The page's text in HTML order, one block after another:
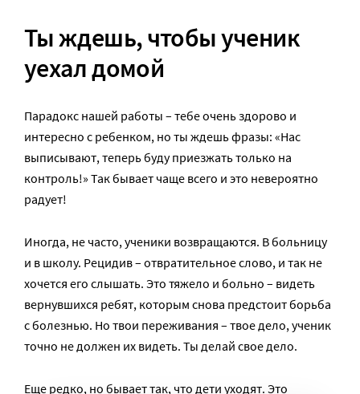
Ты ждешь, чтобы ученик
уехал домой
Парадокс нашей работы – тебе очень здорово и
интересно с ребенком, но ты ждешь фразы: «Нас
выписывают, теперь буду приезжать только на
контроль!» Так бывает чаще всего и это невероятно
радует!
Иногда, не часто, ученики возвращаются. В больницу
и в школу. Рецидив – отвратительное слово, и так не
хочется его слышать. Это тяжело и больно – видеть
вернувшихся ребят, которым снова предстоит борьба
с болезнью. Но твои переживания – твое дело, ученик
точно не должен их видеть. Ты делай свое дело.
Еще редко, но бывает так, что дети уходят. Это